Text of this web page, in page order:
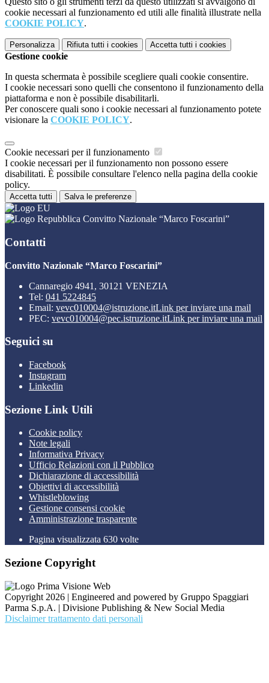
cookie necessari al funzionamento ed utili alle finalità illustrate nella
COOKIE POLICY.
Personalizza Rifiuta tutti i cookies Accetta tutti i cookies
Gestione cookie
In questa schermata è possibile scegliere quali cookie consentire.
I cookie necessari sono quelli che consentono il funzionamento della
piattaforma e non è possibile disabilitarli.
Per conoscere quali sono i cookie necessari al funzionamento potete
visionare la COOKIE POLICY.
Cookie necessari per il funzionamento
I cookie necessari per il funzionamento non possono essere
disabilitati. È possibile consultare l'elenco nella pagina della cookie
policy.
Accetta tutti Salva le preferenze
Convitto Nazionale “Marco Foscarini”
Contatti
Convitto Nazionale “Marco Foscarini”
Cannaregio 4941, 30121 VENEZIA
Tel: 041 5224845
Email: vevc010004@istruzione.itLink per inviare una mail
PEC: vevc010004@pec.istruzione.itLink per inviare una mail
Seguici su
Facebook
Instagram
Linkedin
Sezione Link Utili
Cookie policy
Note legali
Informativa Privacy
Ufficio Relazioni con il Pubblico
Dichiarazione di accessibilità
Obiettivi di accessibilità
Whistleblowing
Gestione consensi cookie
Amministrazione trasparente
Pagina visualizzata 630 volte
Sezione Copyright
Copyright 2026 | Engineered and powered by Gruppo Spaggiari
Parma S.p.A. | Divisione Publishing & New Social Media
Disclaimer trattamento dati personali